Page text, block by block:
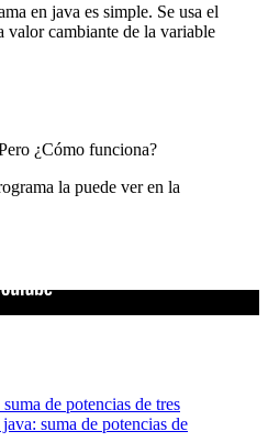
en java es simple. Se usa el
valor cambiante de la variable
¿Cómo funciona?
la puede ver en la
suma de potencias de